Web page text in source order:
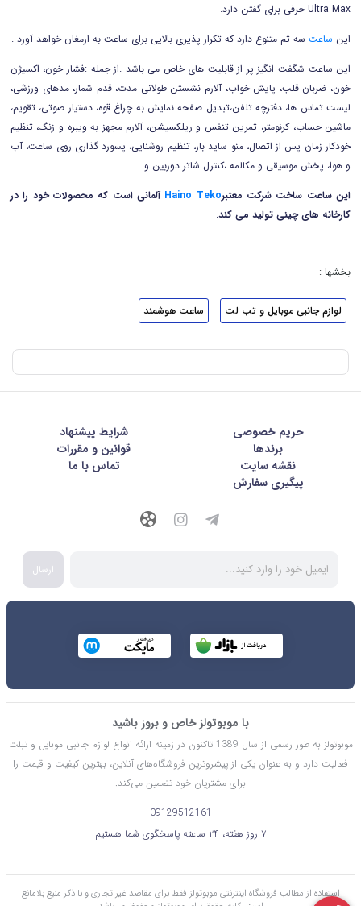
Ultra Max حرفی برای گفتن دارد.
این ساعتسه تم متنوع دارد که تکرار پذیری بالایی برای ساعت به ارمغان خواهد آورد .
این ساعت شگفت انگیز پر از قابلیت های خاص می باشد .از جمله :فشار خون، اکسیژن
خون، ضربان قلب، پایش خواب، آلارم نشستن طولانی مدت، قدم شمار، مدهای ورزشی،
لیست تماس ها، دفترچه تلفن،تبدیل صفحه نمایش به چراغ قوه، دستیار صوتی، تقویم،
ماشین حساب، کرنومتر، تمرین تنفس و ریلکسیشن، آلارم مجهز به ویبره و زنگ، تنظیم
خودکار زمان پس از اتصال، منو ساید بار، تنظیم روشنایی، پسورد گذاری روی ساعت، آب
و هوا، پخش موسیقی و مکالمه ،کنترل شاتر دوربین و ...
این ساعت ساخت شرکت معتبرHaino Teko آلمانی است که محصولات خود را در
کارخانه های چینی تولید می کند.
بخشها :
لوازم جانبی موبایل و تب لت ساعت هوشمند
حریم خصوصی
شرايط پيشنهاد
برندها
قوانین و مقررات
نقشه سایت
تماس با ما
پیگیری سفارش
ارسال
با موبوتولز خاص و بروز باشید
موبوتولز به طور رسمی از سال 1389 تاکنون در زمینه ارائه انواع لوازم جانبی موبایل و تبلت
فعالیت دارد و به عنوان یکی از پیشروترین فروشگاه‌های آنلاین، بهترین کیفیت و قیمت را
برای مشتریان خود تضمین می‌کند.
09129512161
۷ روز هفته، ۲۴ ساعته پاسخگوی شما هستیم
استفاده از مطالب فروشگاه اینترنتی موبوتولز فقط برای مقاصد غیر تجاری و با ذکر منبع بلامانع